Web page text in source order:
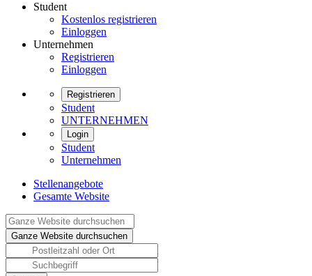
Student
Kostenlos registrieren
Einloggen
Unternehmen
Registrieren
Einloggen
Registrieren
Student
UNTERNEHMEN
Login
Student
Unternehmen
Stellenangebote
Gesamte Website